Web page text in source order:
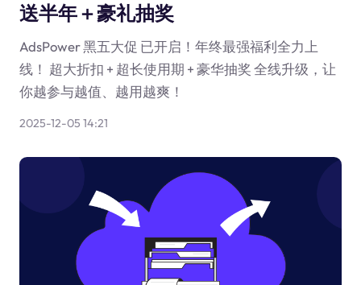
送半年＋豪礼抽奖
AdsPower 黑五大促 已开启！年终最强福利全力上
线！ 超大折扣 + 超长使用期 + 豪华抽奖 全线升级，让
你越参与越值、越用越爽！
2025-12-05 14:21